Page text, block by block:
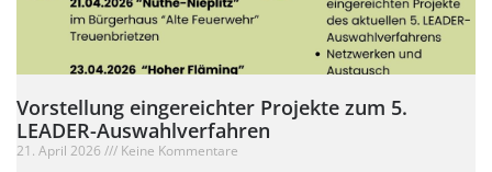
Vorstellung eingereichter Projekte zum 5.
LEADER-Auswahlverfahren
21. April 2026 Keine Kommentare